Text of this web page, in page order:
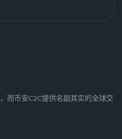
而币安C2C提供名副其实的全球交